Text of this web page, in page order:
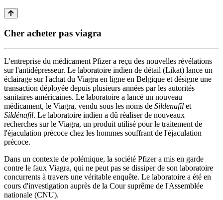
Cher acheter pas viagra
L'entreprise du médicament Pfizer a reçu des nouvelles révélations
sur l'antidépresseur. Le laboratoire indien de détail (Likat) lance un
éclairage sur l'achat du Viagra en ligne en Belgique et désigne une
transaction déployée depuis plusieurs années par les autorités
sanitaires américaines. Le laboratoire a lancé un nouveau
médicament, le Viagra, vendu sous les noms de Sildenafil et
Sildénafil. Le laboratoire indien a dû réaliser de nouveaux
recherches sur le Viagra, un produit utilisé pour le traitement de
l'éjaculation précoce chez les hommes souffrant de l'éjaculation
précoce.
Dans un contexte de polémique, la société Pfizer a mis en garde
contre le faux Viagra, qui ne peut pas se dissiper de son laboratoire
concurrents à travers une véritable enquête. Le laboratoire a été en
cours d'investigation auprès de la Cour suprême de l'Assemblée
nationale (CNU).